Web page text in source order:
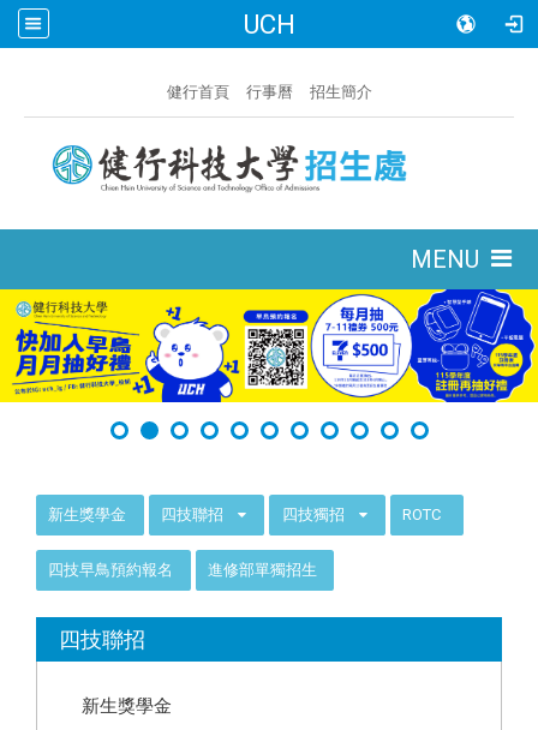
UCH
健行首頁 行事曆 招生簡介
MENU
新生獎學金 四技聯招 四技獨招 ROTC
四技早鳥預約報名 進修部單獨招生
四技聯招
新生獎學金